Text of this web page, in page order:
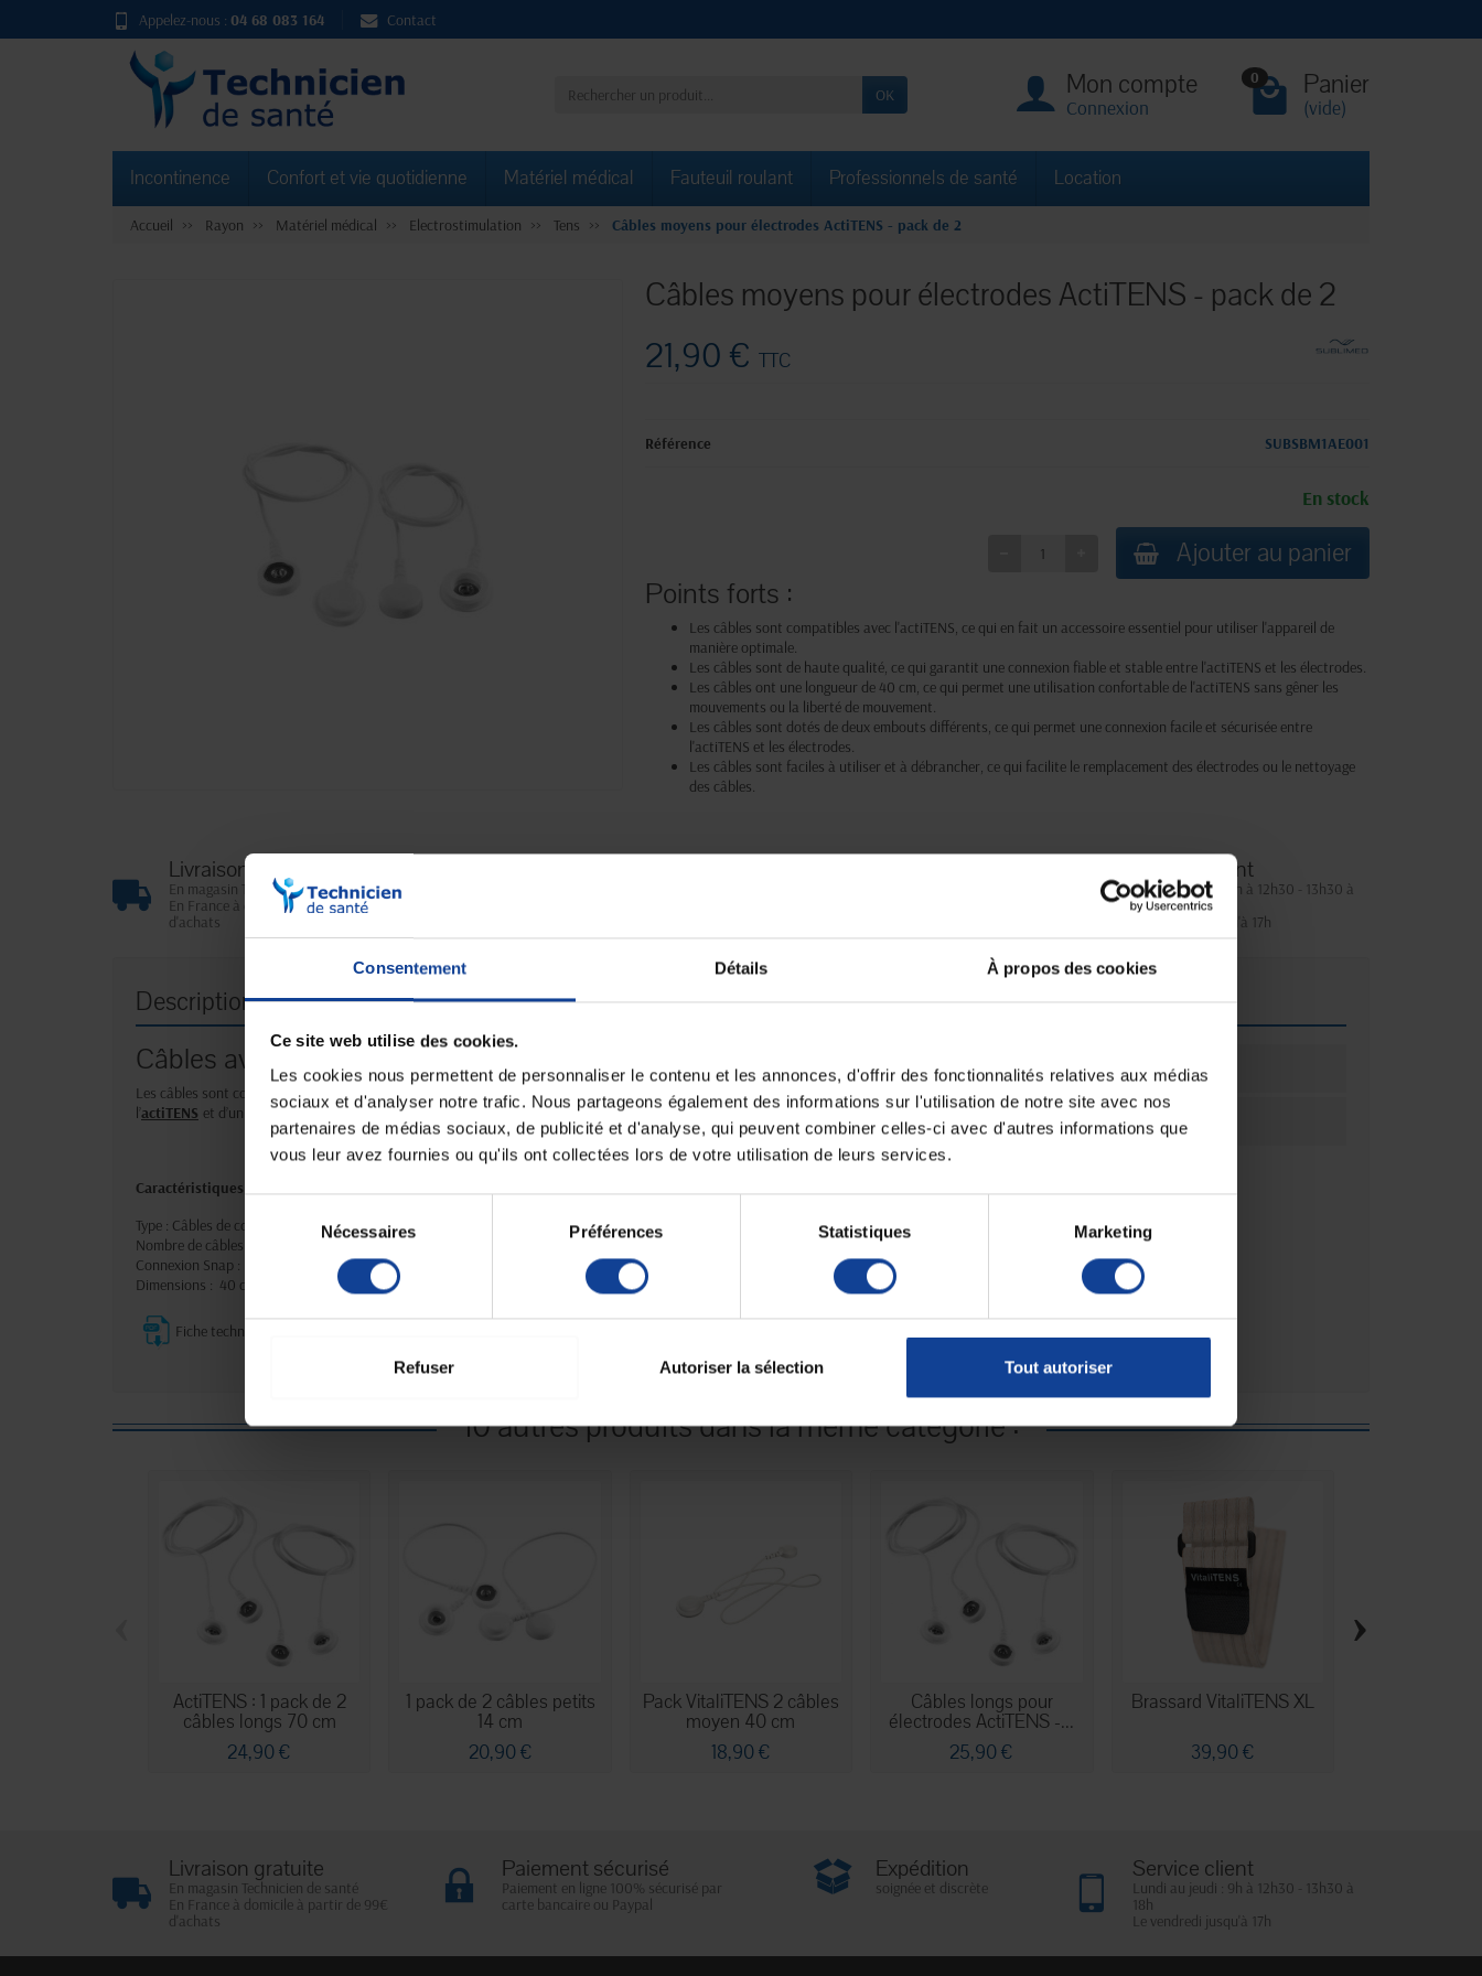
Consentement Détails À propos des cookies
Ce site web utilise des cookies.
Les cookies nous permettent de personnaliser le contenu et les annonces, d'offrir des fonctionnalités relatives aux médias
sociaux et d'analyser notre trafic. Nous partageons également des informations sur l'utilisation de notre site avec nos
partenaires de médias sociaux, de publicité et d'analyse, qui peuvent combiner celles-ci avec d'autres informations que
vous leur avez fournies ou qu'ils ont collectées lors de votre utilisation de leurs services.
consentement
Nécessaires Préférences Statistiques Marketing
Refuser Autoriser la sélection Tout autoriser
Appelez-nous : 04 68 083 164 Contact
OK Mon compte
Connexion
0 Panier
(vide)
Incontinence Confort et vie quotidienne Matériel médical Fauteuil roulant Professionnels de santé Location
Accueil Rayon Matériel médical Electrostimulation Tens Câbles moyens pour électrodes ActiTENS - pack de 2
Câbles moyens pour électrodes ActiTENS - pack de 2
21,90 €TTC
Référence SUBSBM1AE001
En stock
Ajouter au panier
Points forts :
Les câbles sont compatibles avec l'actiTENS, ce qui en fait un accessoire essentiel pour utiliser l'appareil de
manière optimale.
Les câbles sont de haute qualité, ce qui garantit une connexion fiable et stable entre l'actiTENS et les électrodes.
Les câbles ont une longueur de 40 cm, ce qui permet une utilisation confortable de l'actiTENS sans gêner les
mouvements ou la liberté de mouvement.
Les câbles sont dotés de deux embouts différents, ce qui permet une connexion facile et sécurisée entre
l'actiTENS et les électrodes.
Les câbles sont faciles à utiliser et à débrancher, ce qui facilite le remplacement des électrodes ou le nettoyage
des câbles.
Livraison gratuite
En magasin Technicien de santé
En France à domicile à partir de 99€
d'achats
Service client
Lundi au jeudi : 9h à 12h30 - 13h30 à
18h
Le vendredi jusqu'à 17h
Description
Câbles avec longueur de 40 cm
Les câbles sont composés de deux extrémités différentes. D’un embout épais prévu pour se connecter sur
actiTENS et d’un embout fin pour la connexion sur les électrodes.
Caractéristiques techniques :
Type : Câbles de connexion
Nombre de câbles : 2 par pack
Connexion Snap : laiton nickelé
Dimensions : 40 cm
Fiche technique
Fiche technique
nombre
Unité de consommation
type (emballage)
Boîte(s)
10 autres produits dans la même catégorie :
ActiTENS : 1 pack de 2
câbles longs 70 cm
24,90 €
1 pack de 2 câbles petits
14 cm
20,90 €
Pack VitaliTENS 2 câbles
moyen 40 cm
18,90 €
Câbles longs pour
électrodes ActiTENS -...
25,90 €
Brassard VitaliTENS XL
39,90 €
›
Livraison gratuite
En magasin Technicien de santé
En France à domicile à partir de 99€
d'achats
Paiement sécurisé
Paiement en ligne 100% sécurisé par
carte bancaire ou Paypal
Expédition
soignée et discrète
Service client
Lundi au jeudi : 9h à 12h30 - 13h30 à
18h
Le vendredi jusqu'à 17h